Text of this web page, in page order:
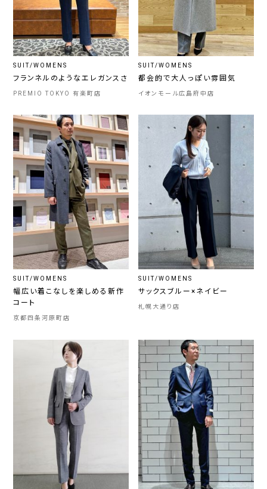
SUIT/WOMENS
フランネルのようなエレガンスさ
PREMIO TOKYO 有楽町店
SUIT/WOMENS
都会的で大人っぽい雰囲気
イオンモール広島府中店
SUIT/WOMENS
幅広い着こなしを楽しめる新作
コート
京都四条河原町店
SUIT/WOMENS
サックスブルー×ネイビー
札幌大通り店